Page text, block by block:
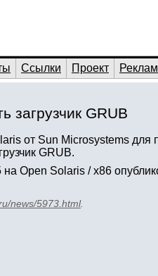
Ссылки Проект
загрузчик GRUB
от Sun Microsystems
GRUB.
Open Solaris / x86
news/5973.html.